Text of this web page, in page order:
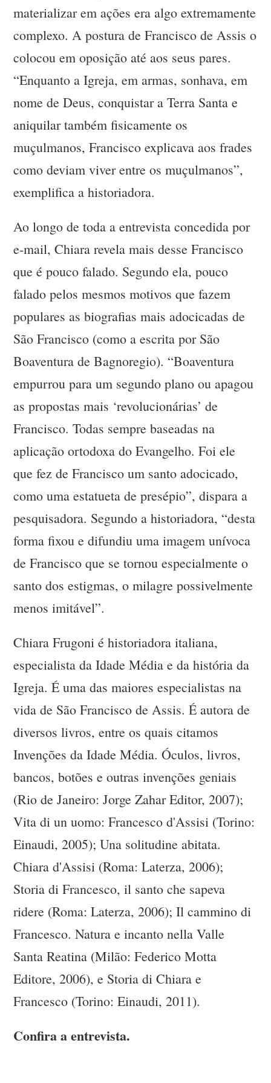
materializar em ações era algo extremamente
complexo. A postura de Francisco de Assis o
colocou em oposição até aos seus pares.
“Enquanto a Igreja, em armas, sonhava, em
nome de Deus, conquistar a Terra Santa e
aniquilar também fisicamente os
muçulmanos, Francisco explicava aos frades
como deviam viver entre os muçulmanos”,
exemplifica a historiadora.
Ao longo de toda a entrevista concedida por
e-mail, Chiara revela mais desse Francisco
que é pouco falado. Segundo ela, pouco
falado pelos mesmos motivos que fazem
populares as biografias mais adocicadas de
São Francisco (como a escrita por São
Boaventura de Bagnoregio). “Boaventura
empurrou para um segundo plano ou apagou
as propostas mais ‘revolucionárias’ de
Francisco. Todas sempre baseadas na
aplicação ortodoxa do Evangelho. Foi ele
que fez de Francisco um santo adocicado,
como uma estatueta de presépio”, dispara a
pesquisadora. Segundo a historiadora, “desta
forma fixou e difundiu uma imagem unívoca
de Francisco que se tornou especialmente o
santo dos estigmas, o milagre possivelmente
menos imitável”.
Chiara Frugoni é historiadora italiana,
especialista da Idade Média e da história da
Igreja. É uma das maiores especialistas na
vida de São Francisco de Assis. É autora de
diversos livros, entre os quais citamos
Invenções da Idade Média. Óculos, livros,
bancos, botões e outras invenções geniais
(Rio de Janeiro: Jorge Zahar Editor, 2007);
Vita di un uomo: Francesco d'Assisi (Torino:
Einaudi, 2005); Una solitudine abitata.
Chiara d'Assisi (Roma: Laterza, 2006);
Storia di Francesco, il santo che sapeva
ridere (Roma: Laterza, 2006); Il cammino di
Francesco. Natura e incanto nella Valle
Santa Reatina (Milão: Federico Motta
Editore, 2006), e Storia di Chiara e
Francesco (Torino: Einaudi, 2011).
Confira a entrevista.